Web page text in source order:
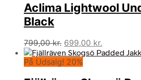
699,00 kr..599,00
Aclima Lightwool
Black
799,00kr. Den
oprindelige
pris
699,00 kr.
aktuelle
På Udsalg! 20%